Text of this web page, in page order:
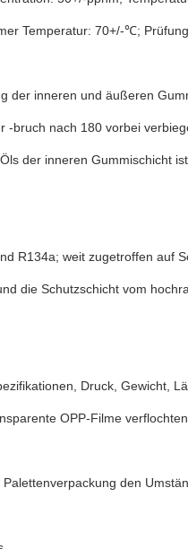
Temperatur: 70+/-℃;
der inneren und äußeren
nach 180 vorbei
der inneren Gummischicht
R134a; weit zugetroffen auf
die Schutzschicht vom
Druck, Gewicht,
OPP-Filme
den